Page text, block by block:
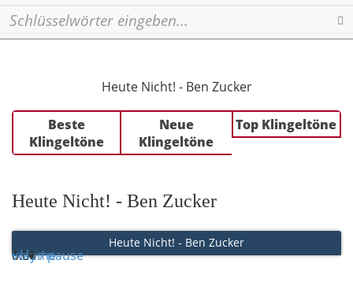
Heute Nicht! - Ben Zucker
Beste
Klingeltöne
Neue
Klingeltöne
Top Klingeltöne
Heute Nicht! - Ben Zucker
Heute Nicht! - Ben Zucker
Play / pause
0:00
0:00
volume